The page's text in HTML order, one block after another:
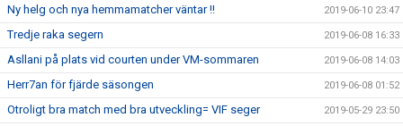
Ny helg och nya hemmamatcher väntar !! 2019-06-10 23:47
Tredje raka segern 2019-06-08 16:33
Asllani på plats vid courten under VM-sommaren 2019-06-08 14:03
Herr7an för fjärde säsongen 2019-06-08 01:52
Otroligt bra match med bra utveckling= VIF seger 2019-05-29 23:50